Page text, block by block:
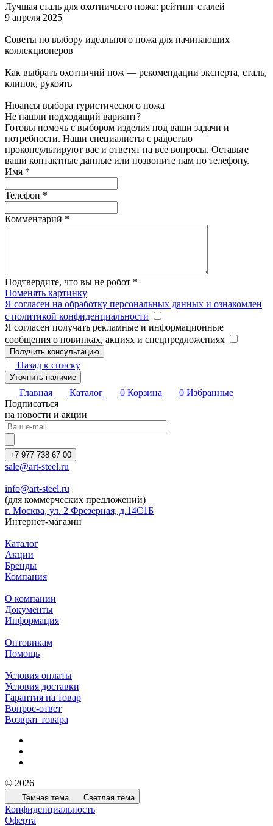
Лучшая сталь для охотничьего ножа: рейтинг сталей
9 апреля 2025
Советы по выбору идеального ножа для начинающих
коллекционеров
Как выбрать охотничий нож — рекомендации эксперта, сталь,
клинок, рукоять
Нюансы выбора туристического ножа
Не нашли подходящий вариант?
Готовы помочь с выбором изделия под ваши задачи и
потребности. Наши специалисты с радостью
проконсультируют вас и ответят на все вопросы. Оставьте
ваши контактные данные или позвоните нам по телефону.
Имя *
Телефон *
Комментарий *
Подтвердите, что вы не робот *
Поменять картинку
Я согласен на обработку персональных данных и ознакомлен
с политикой конфиденциальности
Я согласен получать рекламные и информационные
сообщения о новинках, акциях и спецпредложениях
Назад к списку
Уточнить наличие
Главная Каталог 0 Корзина 0 Избранные
Подписаться
на новости и акции
+7 977 738 67 00
sale@art-steel.ru
info@art-steel.ru
(для коммерческих предложений)
г. Москва, ул. 2 Фрезерная, д.14С1Б
Интернет-магазин
Каталог
Акции
Бренды
Компания
О компании
Документы
Информация
Оптовикам
Помощь
Условия оплаты
Условия доставки
Гарантия на товар
Вопрос-ответ
Возврат товара
© 2026
Темная тема Светлая тема
Конфиденциальность
Оферта